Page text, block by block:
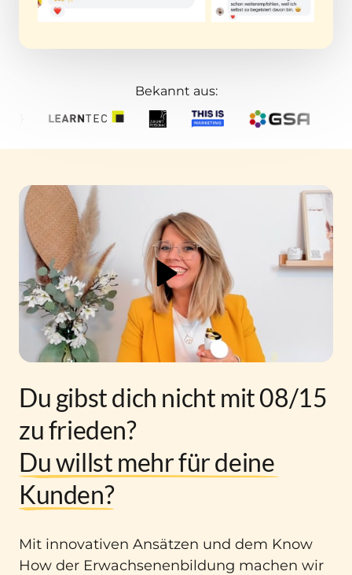
Bekannt aus:
Du gibst dich nicht mit 08/15
zu frieden?
Du willst mehr für
Kunden?
Mit innovativen Ansätzen und dem Know
How der Erwachsenenbildung machen wir